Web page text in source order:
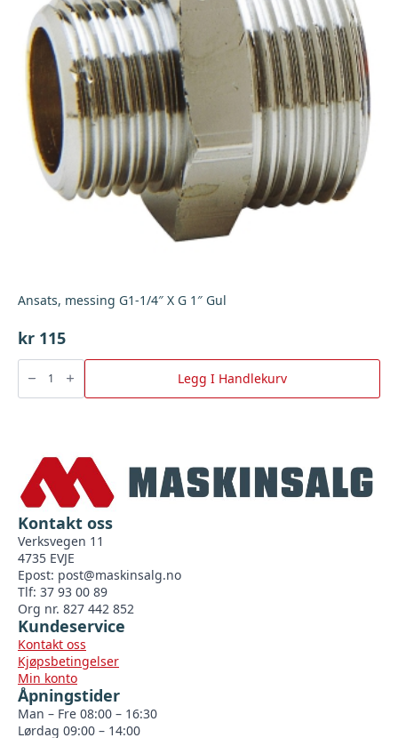
Ansats, messing G1-1/4″ X G 1″ Gul
kr 115
Ansats,
messing
G1-
1/4"
Legg I Handlekurv
Kontakt oss
Verksvegen 11
4735 EVJE
Epost: post@maskinsalg.no
Tlf: 37 93 00 89
Org nr. 827 442 852
Kundeservice
Kontakt oss
Kjøpsbetingelser
Min konto
Åpningstider
Man – Fre 08:00 – 16:30
Lørdag 09:00 – 14:00